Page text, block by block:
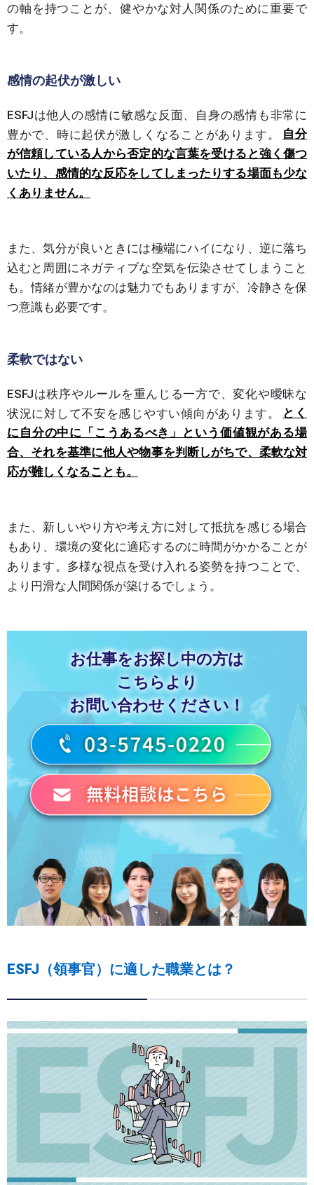
の軸を持つことが、健やかな対人関係のために重要で
す。
感情の起伏が激しい
ESFJは他人の感情に敏感な反面、自身の感情も非常に
豊かで、時に起伏が激しくなることがあります。
自分
が信頼している人から否定的な言葉を受けると強く傷つ
いたり、感情的な反応をしてしまったりする場面も少な
くありません。
また、気分が良いときには極端にハイになり、逆に落ち
込むと周囲にネガティブな空気を伝染させてしまうこと
も。情緒が豊かなのは魅力でもありますが、冷静さを保
つ意識も必要です。
柔軟ではない
ESFJは秩序やルールを重んじる一方で、変化や曖昧な
状況に対して不安を感じやすい傾向があります。
とく
に自分の中に「こうあるべき」という価値観がある場
合、それを基準に他人や物事を判断しがちで、柔軟な対
応が難しくなることも。
また、新しいやり方や考え方に対して抵抗を感じる場合
もあり、環境の変化に適応するのに時間がかかることが
あります。多様な視点を受け入れる姿勢を持つことで、
より円滑な人間関係が築けるでしょう。
お仕事をお探し中の方は
こちらより
お問い合わせください！
ESFJ（領事官）に適した職業とは？